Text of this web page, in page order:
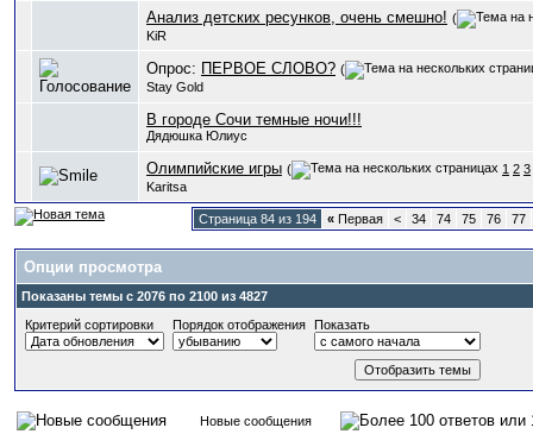
Анализ детских ресунков, очень смешно! (
KiR
Опрос: ПЕРВОЕ СЛОВО? (
Stay Gold
В городе Сочи темные ночи!!!
Дядюшка Юлиус
Олимпийские игры ( 1 2 3
Karitsa
Страница 84 из 194 « Первая < 34 74 75 76 77
Опции просмотра
Показаны темы с 2076 по 2100 из 4827
Критерий сортировки
Порядок отображения Показать
Новые сообщения